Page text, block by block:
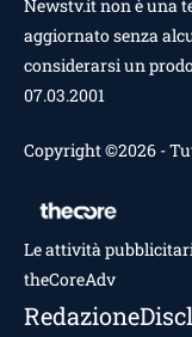
Newstv.it non è una
aggiornato senza
considerarsi un
07.03.2001
Copyright ©2026 -
Le attività
theCoreAdv
Redazione